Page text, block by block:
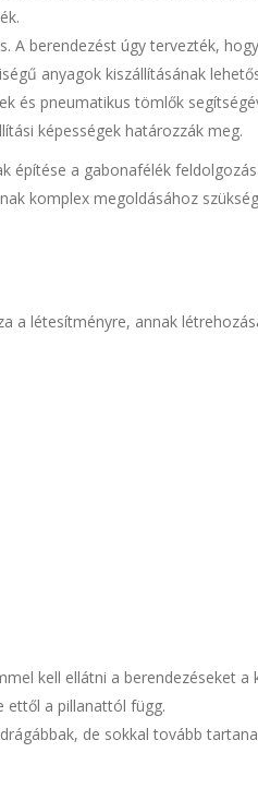
A berendezést úgy tervezték,
anyagok kiszállításának
és pneumatikus tömlők
képességek határozzák meg.
építése a gabonafélék
komplex megoldásához
létesítményre, annak
kell ellátni a berendezéseket a
ettől a pillanattól függ.
de sokkal tovább